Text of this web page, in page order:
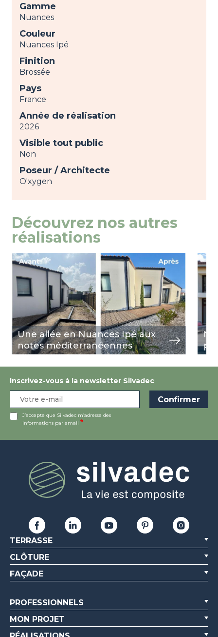
Gamme
Nuances
Couleur
Nuances Ipé
Finition
Brossée
Pays
France
Année de réalisation
2026
Visible tout public
Non
Poseur / Architecte
O'xygen
Découvrez nos autres
réalisations
Une allée en Nuances Ipé aux
notes méditerranéennes
Image
view view
Inscrivez-vous à la newsletter Silvadec
J’accepte que Silvadec m’adresse des
informations par email
TERRASSE
CLÔTURE
FAÇADE
PROFESSIONNELS
MON PROJET